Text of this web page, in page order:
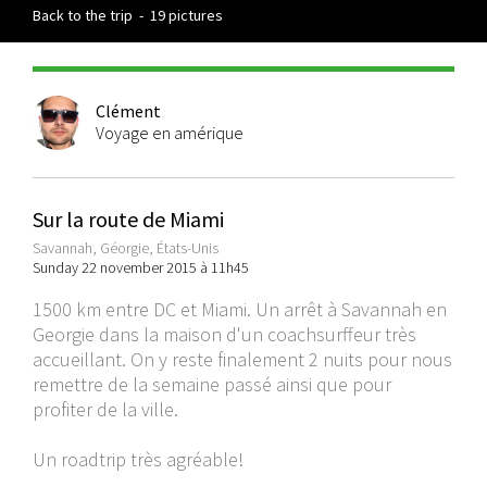
Back to the trip - 19 pictures
Clément
Voyage en amérique
Sur la route de Miami
Savannah, Géorgie, États-Unis
Sunday 22 november 2015 à 11h45
1500 km entre DC et Miami. Un arrêt à Savannah en
Georgie dans la maison d'un coachsurffeur très
accueillant. On y reste finalement 2 nuits pour nous
remettre de la semaine passé ainsi que pour
profiter de la ville.
Un roadtrip très agréable!